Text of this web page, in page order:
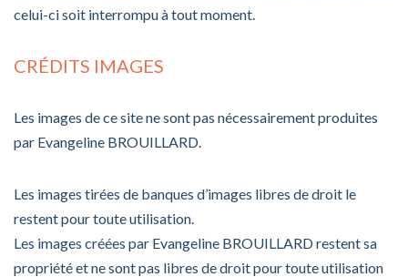
celui-ci soit interrompu à tout moment.
CRÉDITS IMAGES
Les images de ce site ne sont pas nécessairement produites
par Evangeline BROUILLARD.
Les images tirées de banques d’images libres de droit le
restent pour toute utilisation.
Les images créées par Evangeline BROUILLARD restent sa
propriété et ne sont pas libres de droit pour toute utilisation